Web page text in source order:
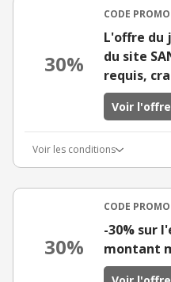
30%
CODE PROMO
L'offre du
du site
requis,
Voir l'offre
Voir les conditions
30%
CODE PROMO
-30% sur
montant